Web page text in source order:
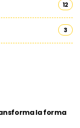
12
3
la forma